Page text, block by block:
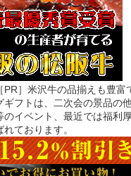
PR］米沢牛の品揃えも豊富
ギフトは、二次会の景品の
のイベント、最近では福利
ております。